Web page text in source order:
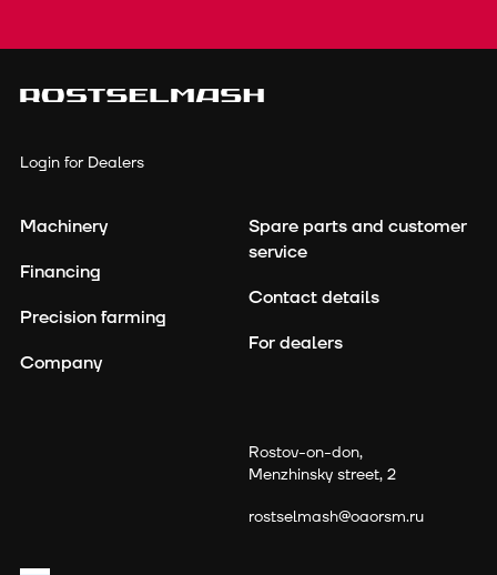
Login for Dealers
Machinery
Financing
Precision farming
Company
Spare parts and customer
service
Contact details
For dealers
rostselmash@oaorsm.ru
Rostov-on-don,
Menzhinsky street, 2